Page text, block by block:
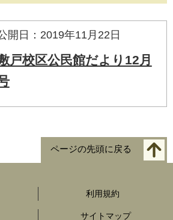
開日：2019年11月22日
戸校区公民館だより12月
ページの先頭に戻る
利用規約
サイトマップ